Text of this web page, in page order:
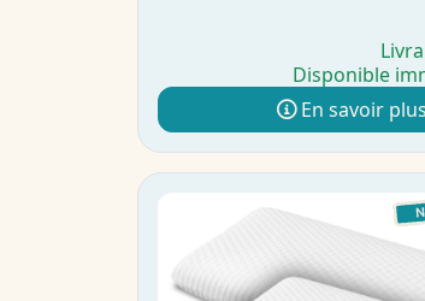
Disponible
En savoir plus